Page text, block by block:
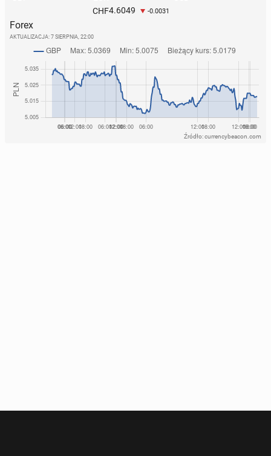
CHF4.6049 -0.0031
Forex
AKTUALIZACJA: 7 SIERPNIA, 22:00
Źródło: currencybeacon.com